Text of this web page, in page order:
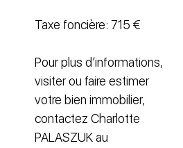
Taxe foncière: 715 €
Pour plus d’informations,
visiter ou faire estimer
votre bien immobilier,
contactez Charlotte
PALASZUK au